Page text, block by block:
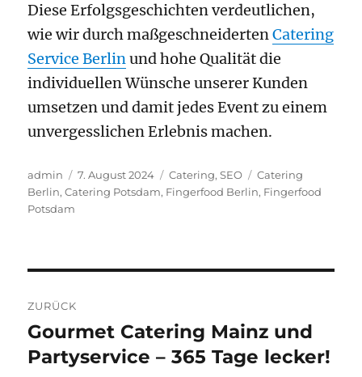
Diese Erfolgsgeschichten verdeutlichen,
wie wir durch maßgeschneidertenCatering
Service Berlinund hohe Qualität die
individuellen Wünsche unserer Kunden
umsetzen und damit jedes Event zu einem
unvergesslichen Erlebnis machen.
Autor
admin
Veröffentlicht
am
7. August 2024 Kategorien
Catering,SEO Schlagwörter
Catering
Berlin,Catering Potsdam, Fingerfood Berlin, Fingerfood
Potsdam
ZURÜCK
Vorheriger
Beitrag:
Gourmet Catering Mainz und
Partyservice – 365 Tage lecker!